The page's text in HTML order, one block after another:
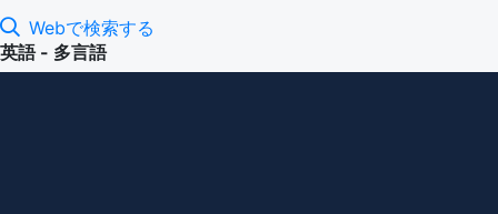
Webで検索する
英語 - 多言語